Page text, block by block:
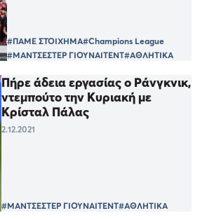
#ΠΑΜΕ ΣΤΟΙΧΗΜΑ#Champions League
#ΜΑΝΤΣΕΣΤΕΡ ΓΙΟΥΝΑΙΤΕΝΤ#ΑΘΛΗΤΙΚΑ
Πήρε άδεια εργασίας ο Ράνγκνικ,
ντεμπούτο την Κυριακή με
Κρίσταλ Πάλας
2.12.2021
#ΜΑΝΤΣΕΣΤΕΡ ΓΙΟΥΝΑΙΤΕΝΤ#ΑΘΛΗΤΙΚΑ